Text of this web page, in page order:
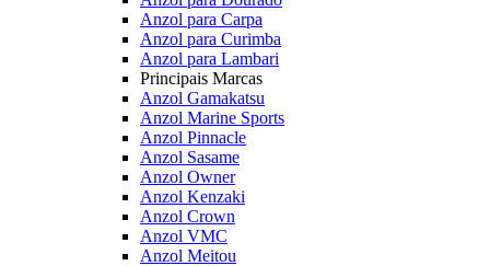
Anzol para Carpa
Anzol para Curimba
Anzol para Lambari
Principais Marcas
Anzol Gamakatsu
Anzol Marine Sports
Anzol Pinnacle
Anzol Sasame
Anzol Owner
Anzol Kenzaki
Anzol Crown
Anzol VMC
Anzol Meitou